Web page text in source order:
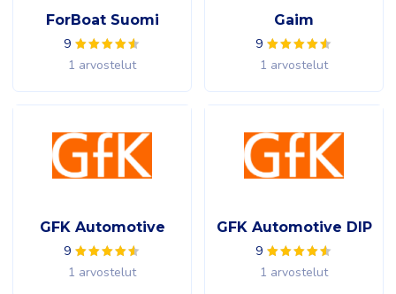
ForBoat Suomi
9
1 arvostelut
Gaim
9
1 arvostelut
GFK Automotive
9
1 arvostelut
GFK Automotive DIP
9
1 arvostelut